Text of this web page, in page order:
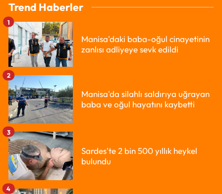
Trend Haberler
Manisa'daki baba-oğul cinayetinin
zanlısı adliyeye sevk edildi
1
Manisa'da silahlı saldırıya uğrayan
baba ve oğul hayatını kaybetti
2
Sardes'te 2 bin 500 yıllık heykel
bulundu
3
4